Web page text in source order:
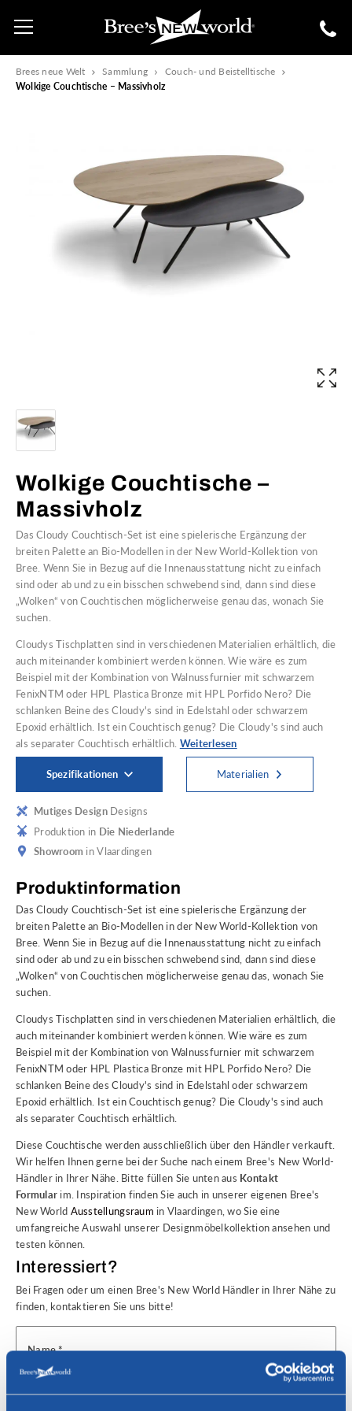
Brees neue Welt Sammlung
Couch- und Beistelltische
Wolkige Couchtische – Massivholz
Wolkige Couchtische –
Massivholz
Das Cloudy Couchtisch-Set ist eine spielerische Ergänzung der
breiten Palette an Bio-Modellen in der New World-Kollektion von
Bree. Wenn Sie in Bezug auf die Innenausstattung nicht zu einfach
sind oder ab und zu ein bisschen schwebend sind, dann sind diese
„Wolken“ von Couchtischen möglicherweise genau das, wonach Sie
suchen.
Cloudys Tischplatten sind in verschiedenen Materialien erhältlich, die
auch miteinander kombiniert werden können. Wie wäre es zum
Beispiel mit der Kombination von Walnussfurnier mit schwarzem
FenixNTM oder HPL Plastica Bronze mit HPL Porfido Nero? Die
schlanken Beine des Cloudy's sind in Edelstahl oder schwarzem
Epoxid erhältlich. Ist ein Couchtisch genug? Die Cloudy's sind auch
als separater Couchtisch erhältlich. Weiterlesen
Spezifikationen Materialien
Mutiges DesignDesigns
Produktion in Die Niederlande
Showroom in Vlaardingen
Produktinformation
Das Cloudy Couchtisch-Set ist eine spielerische Ergänzung der
breiten Palette an Bio-Modellen in der New World-Kollektion von
Bree. Wenn Sie in Bezug auf die Innenausstattung nicht zu einfach
sind oder ab und zu ein bisschen schwebend sind, dann sind diese
„Wolken“ von Couchtischen möglicherweise genau das, wonach Sie
suchen.
Cloudys Tischplatten sind in verschiedenen Materialien erhältlich, die
auch miteinander kombiniert werden können. Wie wäre es zum
Beispiel mit der Kombination von Walnussfurnier mit schwarzem
FenixNTM oder HPL Plastica Bronze mit HPL Porfido Nero? Die
schlanken Beine des Cloudy's sind in Edelstahl oder schwarzem
Epoxid erhältlich. Ist ein Couchtisch genug? Die Cloudy's sind auch
als separater Couchtisch erhältlich.
Diese Couchtische werden ausschließlich über den Händler verkauft.
Wir helfen Ihnen gerne bei der Suche nach einem Bree's New World-
Händler in Ihrer Nähe. Bitte füllen Sie unten aus Kontakt
Formularim. Inspiration finden Sie auch in unserer eigenen Bree's
New World Ausstellungsraum in Vlaardingen, wo Sie eine
umfangreiche Auswahl unserer Designmöbelkollektion ansehen und
testen können.
Interessiert?
Bei Fragen oder um einen Bree's New World Händler in Ihrer Nähe zu
finden, kontaktieren Sie uns bitte!
Name *